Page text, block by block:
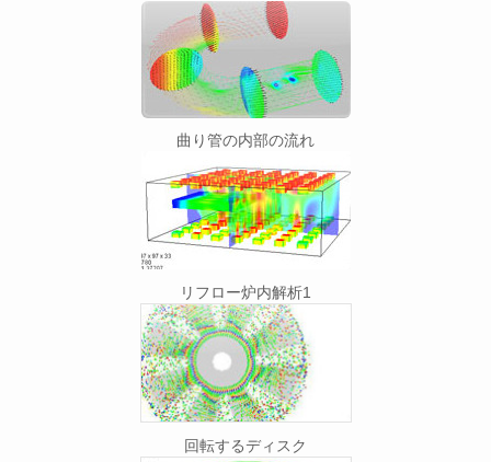
曲り管の内部の流れ
リフロー炉内解析1
回転するディスク